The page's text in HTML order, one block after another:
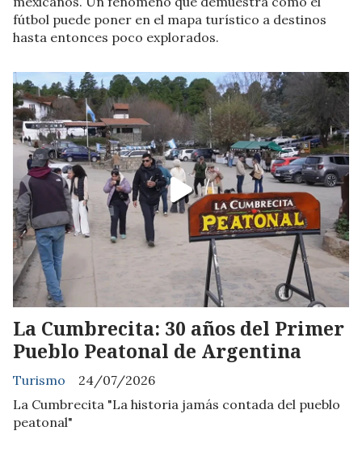
fútbol puede poner en el mapa turístico a destinos
hasta entonces poco explorados.
La Cumbrecita: 30 años del Primer
Pueblo Peatonal de Argentina
Turismo
24/07/2026
La Cumbrecita "La historia jamás contada del pueblo
peatonal"